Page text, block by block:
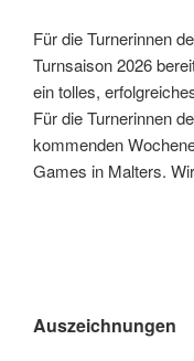
Für die Turnerinnen
Turnsaison 2026
ein tolles,
Für die Turnerinnen
kommenden
Games in Malters.
Auszeichnungen